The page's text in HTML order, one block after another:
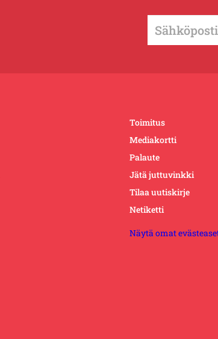
Toimitus
Mediakortti
Palaute
Jätä juttuvinkki
Tilaa uutiskirje
Netiketti
Näytä omat